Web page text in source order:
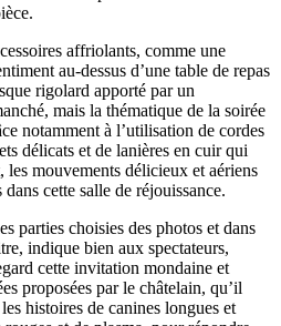
affriolants, comme une
au-dessus d’une table de repas
rigolard apporté par un
mais la thématique de la soirée
notamment à l’utilisation de cordes
délicats et de lanières en cuir qui
les mouvements délicieux et aériens
cette salle de réjouissance.
parties choisies des photos et dans
indique bien aux spectateurs,
cette invitation mondaine et
proposées par le châtelain, qu’il
histoires de canines longues et